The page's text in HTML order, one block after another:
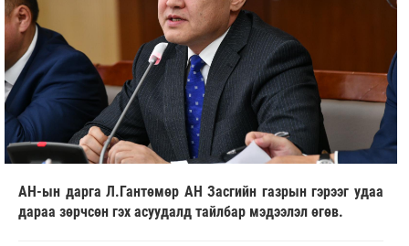
АН-ын дарга Л.Гантөмөр АН Засгийн газрын гэрээг удаа
дараа зөрчсөн гэх асуудалд тайлбар мэдээлэл өгөв.